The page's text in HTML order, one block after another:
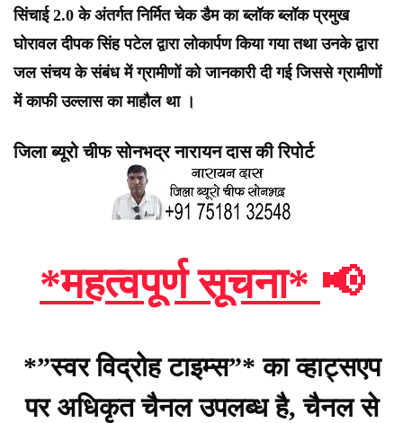
सिंचाई 2.0 के अंतर्गत निर्मित चेक डैम का ब्लॉक ब्लॉक प्रमुख
घोरावल दीपक सिंह पटेल द्वारा लोकार्पण किया गया तथा उनके द्वारा
जल संचय के संबंध में ग्रामीणों को जानकारी दी गई जिससे ग्रामीणों
में काफी उल्लास का माहौल था ।
जिला ब्यूरो चीफ सोनभद्र नारायन दास की रिपोर्ट
*महत्वपूर्ण सूचना* 📢
*”स्वर विद्रोह टाइम्स”* का व्हाट्सएप
पर अधिकृत चैनल उपलब्ध है, चैनल से